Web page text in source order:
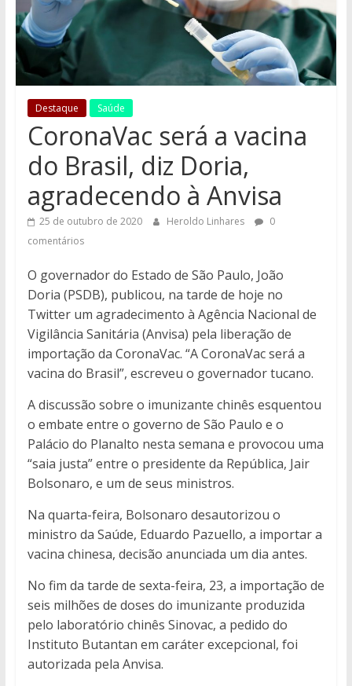
Destaque Saúde
CoronaVac será a vacina
do Brasil, diz Doria,
agradecendo à Anvisa
25 de outubro de 2020 Heroldo Linhares
0
comentários
O governador do Estado de São Paulo, João
Doria (PSDB), publicou, na tarde de hoje no
Twitter um agradecimento à Agência Nacional de
Vigilância Sanitária (Anvisa) pela liberação de
importação da CoronaVac. “A CoronaVac será a
vacina do Brasil”, escreveu o governador tucano.
A discussão sobre o imunizante chinês esquentou
o embate entre o governo de São Paulo e o
Palácio do Planalto nesta semana e provocou uma
“saia justa” entre o presidente da República, Jair
Bolsonaro, e um de seus ministros.
Na quarta-feira, Bolsonaro desautorizou o
ministro da Saúde, Eduardo Pazuello, a importar a
vacina chinesa, decisão anunciada um dia antes.
No fim da tarde de sexta-feira, 23, a importação de
seis milhões de doses do imunizante produzida
pelo laboratório chinês Sinovac, a pedido do
Instituto Butantan em caráter excepcional, foi
autorizada pela Anvisa.